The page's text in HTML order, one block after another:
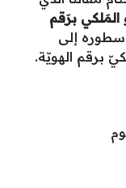
المَلكي برَقم
إلى
برقم الهويّة.